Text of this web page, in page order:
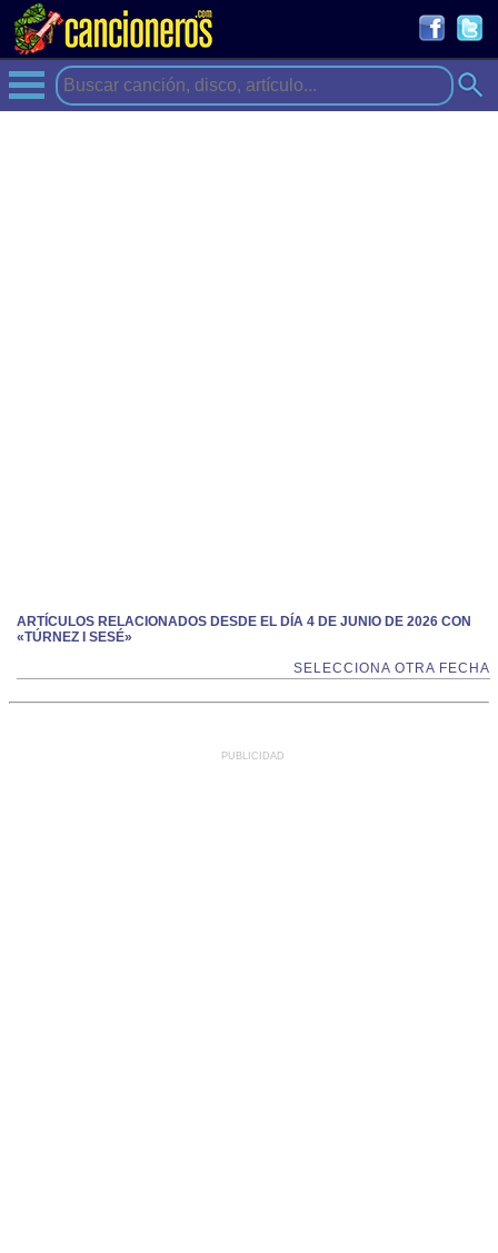
ARTÍCULOS RELACIONADOS DESDE EL DÍA 4 DE JUNIO DE 2026 CON
«TÚRNEZ I SESÉ»
SELECCIONA OTRA FECHA
PUBLICIDAD